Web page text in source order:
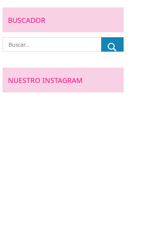
BUSCADOR
NUESTRO INSTAGRAM